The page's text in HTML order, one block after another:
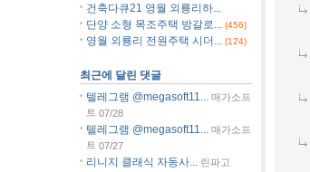
건축다큐21 영월 외룡리하...
단양 소형 목조주택 방갈로...
(456)
영월 외룡리 전원주택 시더... (124)
최근에 달린 댓글
텔레그램 @megasoft11...
매가소프
트 07/28
텔레그램 @megasoft11... 매가소프
트 07/27
리니지 클래식 자동사...
린파고